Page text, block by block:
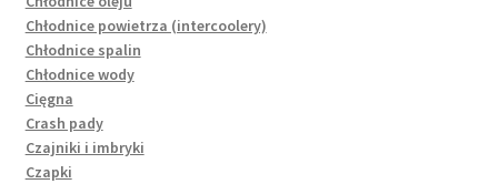
Chłodnice powietrza (intercoolery)
Chłodnice spalin
Chłodnice wody
Cięgna
Crash pady
Czajniki i imbryki
Czapki